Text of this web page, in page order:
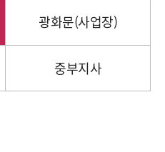
광화문(사업장)
중부지사